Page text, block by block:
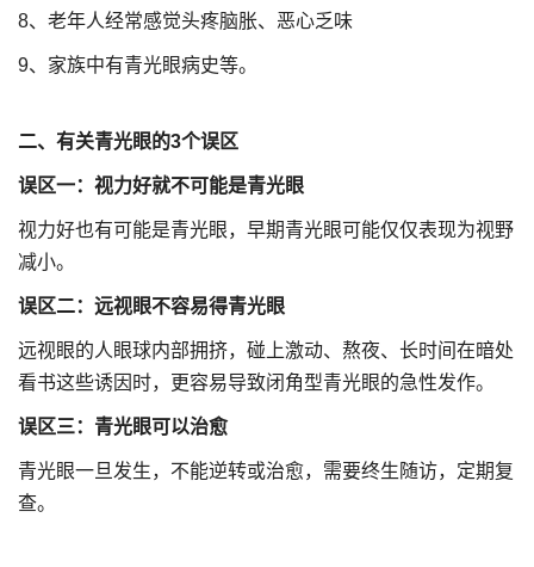
8、老年人经常感觉头疼脑胀、恶心乏味
9、家族中有青光眼病史等。
二、 有关青光眼的3个误区
误区一：视力好就不可能是青光眼
视力好也有可能是青光眼，早期青光眼可能仅仅表现为视野
减小。
误区二：远视眼不容易得青光眼
远视眼的人眼球内部拥挤，碰上激动、熬夜、长时间在暗处
看书这些诱因时，更容易导致闭角型青光眼的急性发作。
误区三：青光眼可以治愈
青光眼一旦发生，不能逆转或治愈，需要终生随访，定期复
查。